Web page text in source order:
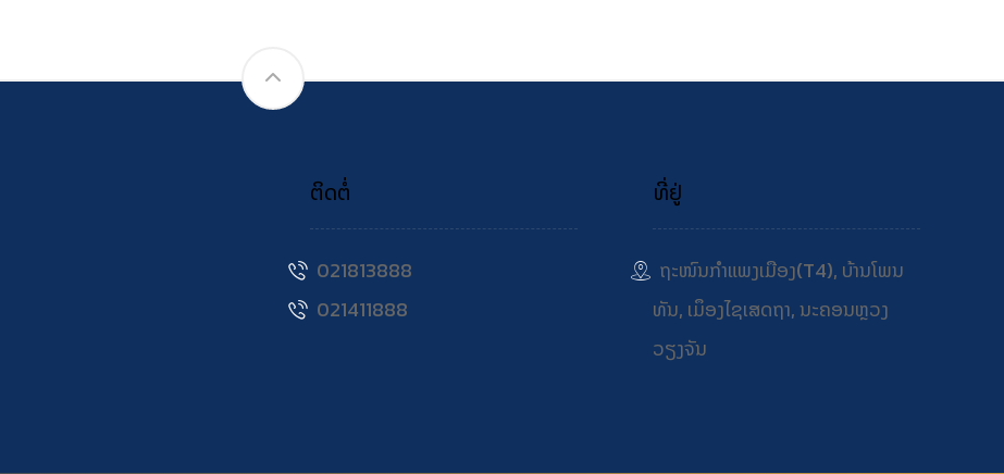
ຕິດຕໍ່
021813888
021411888
ທີ່ຢູ່
ຖະໜົນກຳແພງເມືອງ(T4), ບ້ານໂພນ
ທັນ, ເມຶອງໄຊເສດຖາ, ນະຄອນຫຼວງ
ວຽງຈັນ